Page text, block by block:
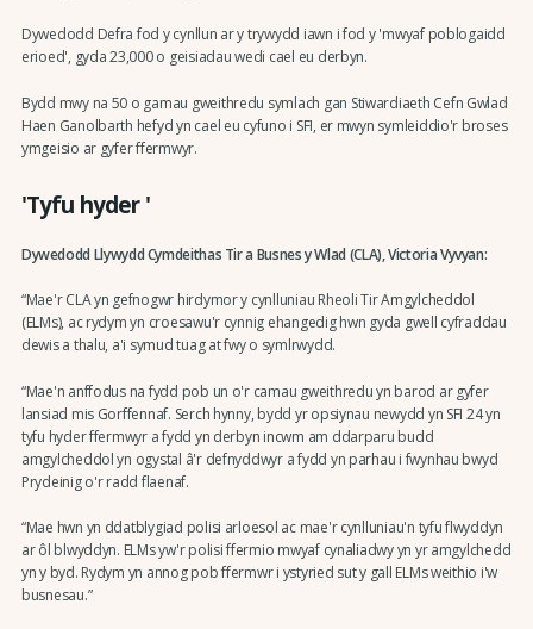
Dywedodd Defra fod y cynllun ar y trywydd iawn i fod y 'mwyaf poblogaidd
erioed', gyda 23,000 o geisiadau wedi cael eu derbyn.
Bydd mwy na 50 o gamau gweithredu symlach gan Stiwardiaeth Cefn Gwlad
Haen Ganolbarth hefyd yn cael eu cyfuno i SFI, er mwyn symleiddio'r broses
ymgeisio ar gyfer ffermwyr.
'Tyfu hyder '
Dywedodd Llywydd Cymdeithas Tir a Busnes y Wlad (CLA), Victoria Vyvyan:
“Mae'r CLA yn gefnogwr hirdymor y cynlluniau Rheoli Tir Amgylcheddol
(ELMs), ac rydym yn croesawu'r cynnig ehangedig hwn gyda gwell cyfraddau
dewis a thalu, a'i symud tuag at fwy o symlrwydd.
“Mae'n anffodus na fydd pob un o'r camau gweithredu yn barod ar gyfer
lansiad mis Gorffennaf. Serch hynny, bydd yr opsiynau newydd yn SFI 24 yn
tyfu hyder ffermwyr a fydd yn derbyn incwm am ddarparu budd
amgylcheddol yn ogystal â'r defnyddwyr a fydd yn parhau i fwynhau bwyd
Prydeinig o'r radd flaenaf.
“Mae hwn yn ddatblygiad polisi arloesol ac mae'r cynlluniau'n tyfu flwyddyn
ar ôl blwyddyn. ELMs yw'r polisi ffermio mwyaf cynaliadwy yn yr amgylchedd
yn y byd. Rydym yn annog pob ffermwr i ystyried sut y gall ELMs weithio i'w
busnesau.”